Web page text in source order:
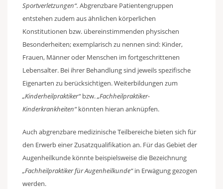
Sportverletzungen“. Abgrenzbare Patientengruppen
entstehen zudem aus ähnlichen körperlichen
Konstitutionen bzw. übereinstimmenden physischen
Besonderheiten; exemplarisch zu nennen sind: Kinder,
Frauen, Männer oder Menschen im fortgeschrittenen
Lebensalter. Bei ihrer Behandlung sind jeweils spezifische
Eigenarten zu berücksichtigen. Weiterbildungen zum
„Kinderheilpraktiker“bzw.„Fachheilpraktiker-
Kinderkrankheiten“könnten hieran anknüpfen.
Auch abgrenzbare medizinische Teilbereiche bieten sich für
den Erwerb einer Zusatzqualifikation an. Für das Gebiet der
Augenheilkunde könnte beispielsweise die Bezeichnung
„Fachheilpraktiker für Augenheilkunde“in Erwägung gezogen
werden.